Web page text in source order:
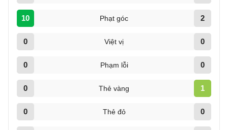
10 Phạt góc 2
0 Việt vị 0
0 Phạm lỗi 0
0 Thẻ vàng 1
0 Thẻ đỏ 0